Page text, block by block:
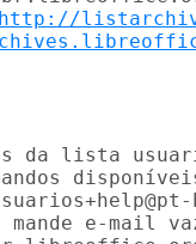
http://
da lista
e-mail